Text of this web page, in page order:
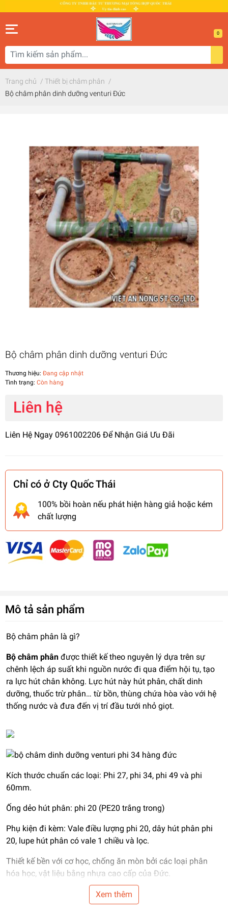
0
Trang chủ / Thiết bị châm phân /
Bộ châm phân dinh dưỡng venturi Đức
Bộ châm phân dinh dưỡng venturi Đức
Thương hiệu: Đang cập nhật
Tình trạng: Còn hàng
Liên hệ
Liên Hệ Ngay 0961002206 Để Nhận Giá Ưu Đãi
Chỉ có ở Cty Quốc Thái
100% bồi hoàn nếu phát hiện hàng giả hoặc kém
chất lượng
Mô tả sản phẩm
Bộ châm phân là gì?
Bộ châm phân được thiết kế theo nguyên lý dựa trên sự
chênh lệch áp suất khi nguồn nước đi qua điểm hội tụ, tạo
ra lực hút chân không. Lực hút này hút phân, chất dinh
dưỡng, thuốc trừ phân… từ bồn, thùng chứa hòa vào với hệ
thống nước và đưa đến vị tríđầu tưới nhỏ giọt.
Kích thước chuẩn các loại: Phi 27, phi 34, phi 49 và phi
60mm.
Ống dẻo hút phân: phi 20 (PE20 trắng trong)
Phụ kiện đi kèm: Vale điều lượng phi 20, dây hút phân phi
20, lupe hút phân có vale 1 chiều và lọc.
Thiết kế bền với cơ học, chống ăn mòn bởi các loại phân
hóa học, vật liệu bằng nhựa cao cấp của Đức.
Xem thêm